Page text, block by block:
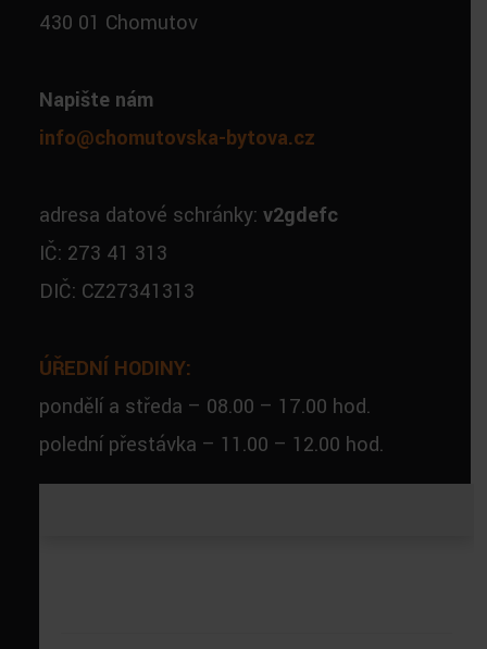
430 01 Chomutov
Napište nám
info@chomutovska-bytova.cz
adresa datové schránky: v2gdefc
IČ: 273 41 313
DIČ: CZ27341313
ÚŘEDNÍ HODINY:
pondělí a středa – 08.00 – 17.00 hod.
polední přestávka – 11.00 – 12.00 hod.